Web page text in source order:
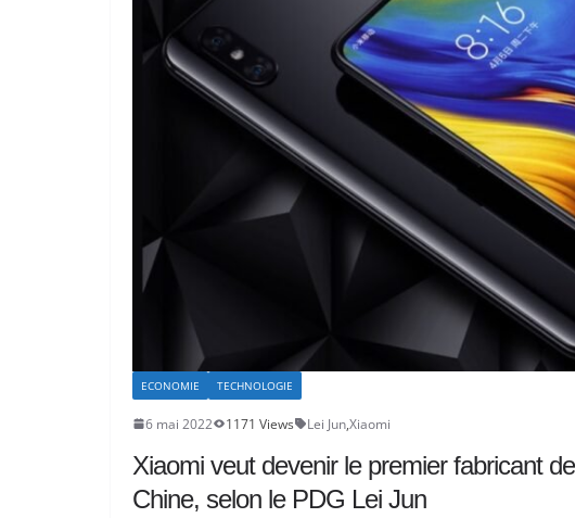
ECONOMIE TECHNOLOGIE
6 mai 2022 1171 Views Lei Jun,Xiaomi
Xiaomi veut devenir le premier fabricant
Chine, selon le PDG Lei Jun